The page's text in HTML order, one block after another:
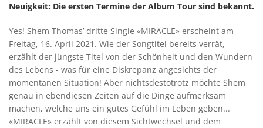
Neuigkeit: Die ersten Termine der Album Tour sind bekannt.
Yes! Shem Thomas’ dritte Single «MIRACLE» erscheint am
Freitag, 16. April 2021. Wie der Songtitel bereits verrät,
erzählt der jüngste Titel von der Schönheit und den Wundern
des Lebens - was für eine Diskrepanz angesichts der
momentanen Situation! Aber nichtsdestotrotz möchte Shem
genau in ebendiesen Zeiten auf die Dinge aufmerksam
machen, welche uns ein gutes Gefühl im Leben geben...
«MIRACLE» erzählt von diesem Sichtwechsel und dem